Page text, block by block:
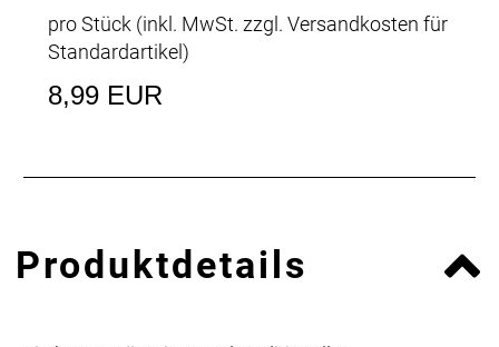
pro Stück (inkl. MwSt. zzgl. Versandkosten für
Standardartikel)
8,99 EUR
Produktdetails